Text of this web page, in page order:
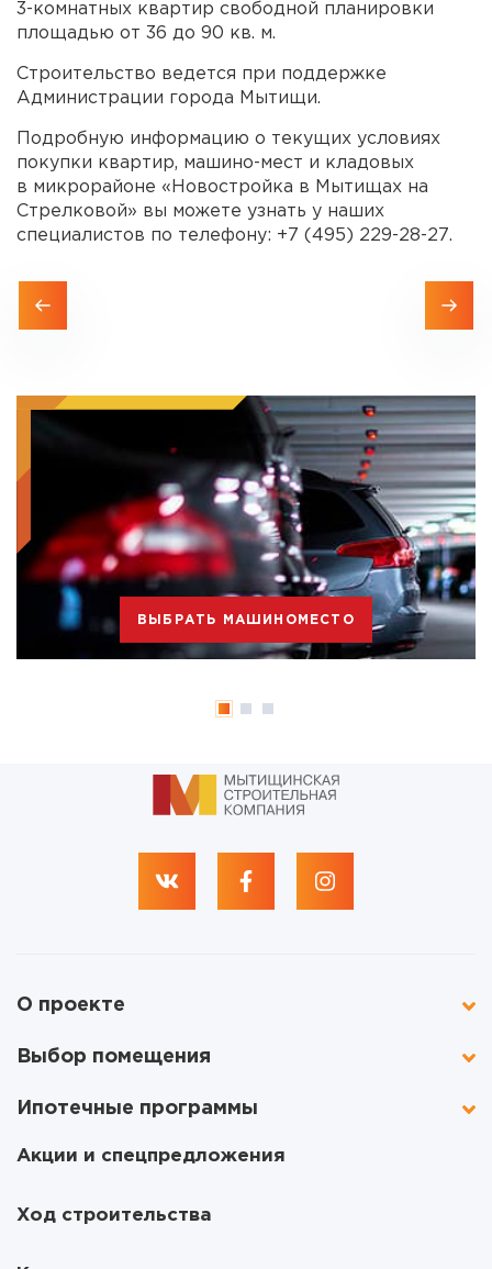
3-комнатных квартир свободной планировки
площадью от 36 до 90 кв. м.
Строительство ведется при поддержке
Администрации города Мытищи.
Подробную информацию о текущих условиях
покупки квартир, машино-мест и кладовых
в микрорайоне «Новостройка в Мытищах на
Стрелковой» вы можете узнать у наших
специалистов по телефону: +7 (495) 229-28-27.
ВЫБРАТЬ МАШИНОМЕСТО
О проекте
Выбор помещения
Ипотечные программы
Акции и спецпредложения
Ход строительства